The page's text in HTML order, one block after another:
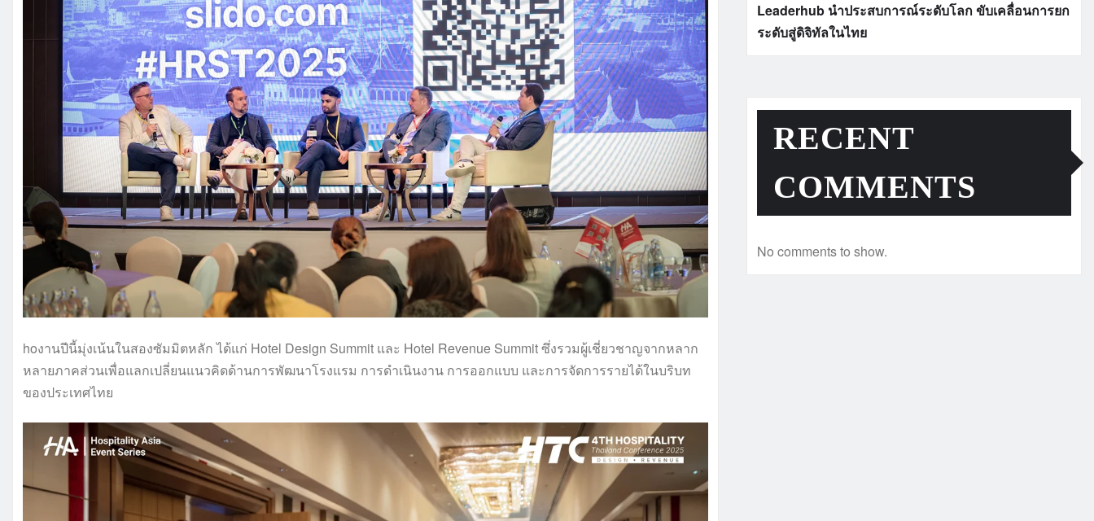
hoงานปีนี้มุ่งเน้นในสองซัมมิตหลัก ได้แก่ Hotel Design Summit และ Hotel Revenue Summit ซึ่งรวมผู้เชี่ยวชาญจากหลาก
หลายภาคส่วนเพื่อแลกเปลี่ยนแนวคิดด้านการพัฒนาโรงแรม การดำเนินงาน การออกแบบ และการจัดการรายได้ในบริบท
ของประเทศไทย
Leaderhub นำประสบการณ์ระดับโลก ขับเคลื่อนการยก
ระดับสู่ดิจิทัลในไทย
RECENT
COMMENTS
No comments to show.